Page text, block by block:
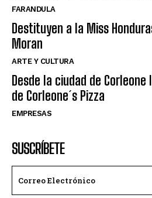
FARANDULA
Destituyen a la Miss
Moran
ARTE Y CULTURA
Desde la ciudad de Corleone
de Corleone´s Pizza
EMPRESAS
SUSCRÍBETE